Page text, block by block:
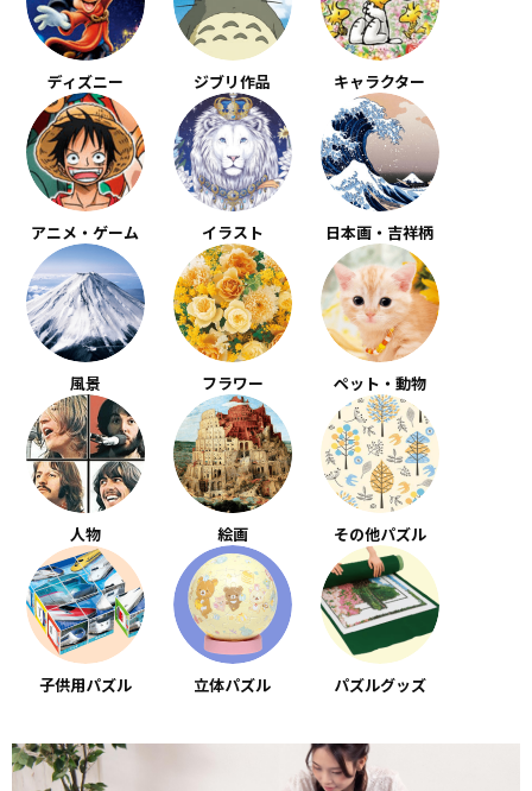
ディズニー ジブリ作品 キャラクター
アニメ・ゲーム イラスト 日本画・吉祥柄
風景 フラワー ペット・動物
人物 絵画 その他パズル
子供用パズル 立体パズル パズルグッズ